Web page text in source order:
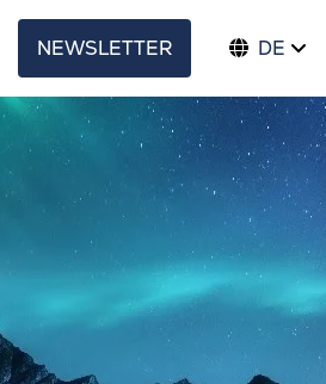
NEWSLETTER DE